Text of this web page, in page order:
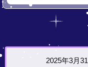
2025年3月